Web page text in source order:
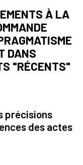
À LA
DANS
"RÉCENTS"
précisions
des actes